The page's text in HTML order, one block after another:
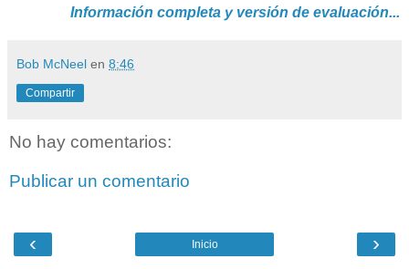
Información completa y versión de evaluación...
Bob McNeel en 8:46
Compartir
No hay comentarios:
Publicar un comentario
‹ ›
Inicio